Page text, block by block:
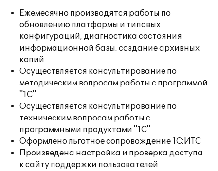
Ежемесячно производятся работы по
обновлению платформы и типовых
конфигураций, диагностика состояния
информационной базы, создание архивных
копий
Осуществляется консультирование по
методическим вопросам работы с программой
"1С"
Осуществляется консультирование по
техническим вопросам работы с
программными продуктами "1С"
Оформлено льготное сопровождение 1С:ИТС
Произведена настройка и проверка доступа
к сайту поддержки пользователей